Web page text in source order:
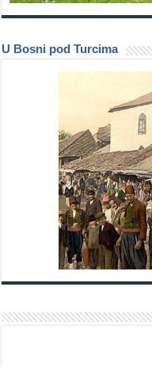
U Bosni pod Turcima